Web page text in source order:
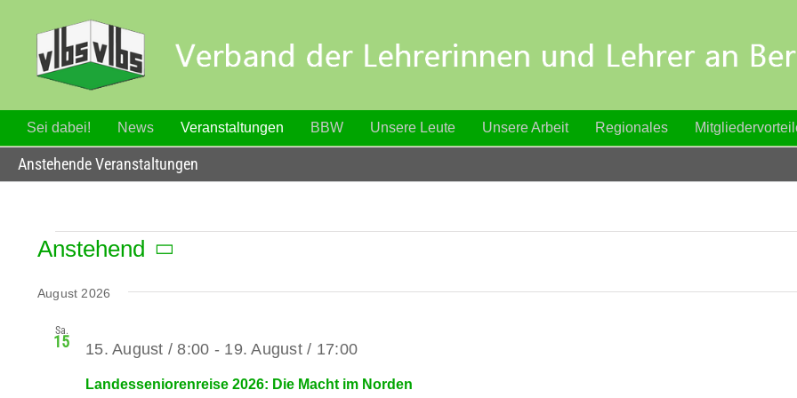
springen
Sei dabei! News Veranstaltungen BBW Unsere Leute Unsere Arbeit Regionales
Anstehende Veranstaltungen
Veranstaltungen
Anstehend
wählen.
August 2026
Sa.
15
Landesseniorenreise 2026: Die Macht im Norden
15. August / 8:00 - 19. August / 17:00